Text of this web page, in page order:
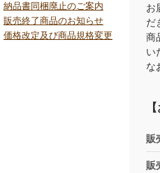
納品書同梱廃止のご案内
販売終了商品のお知らせ
価格改定及び商品規格変更
お
だ
商
い
な
販
販